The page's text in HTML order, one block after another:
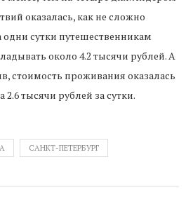
оказалась, как не сложно
одни сутки путешественникам
около 4.2 тысячи рублей. А
стоимость проживания оказалась
тысячи рублей за сутки.
САНКТ-ПЕТЕРБУРГ